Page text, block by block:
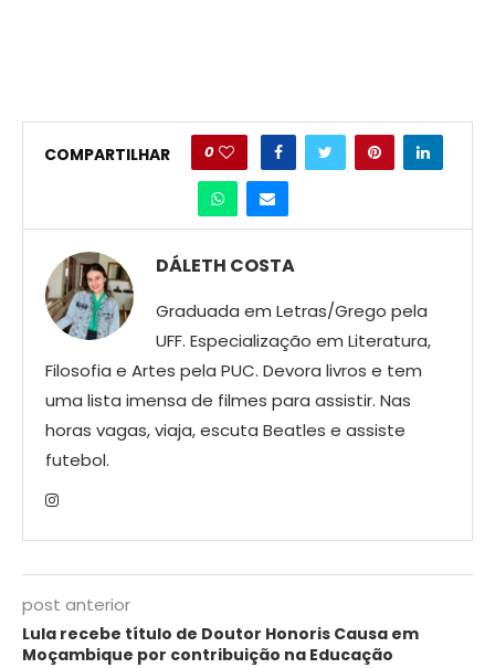
COMPARTILHAR 0
DÁLETH COSTA
Graduada em Letras/Grego pela
UFF. Especialização em Literatura,
Filosofia e Artes pela PUC. Devora livros e tem
uma lista imensa de filmes para assistir. Nas
horas vagas, viaja, escuta Beatles e assiste
futebol.
post anterior
Lula recebe título de Doutor Honoris Causa em
Moçambique por contribuição na Educação